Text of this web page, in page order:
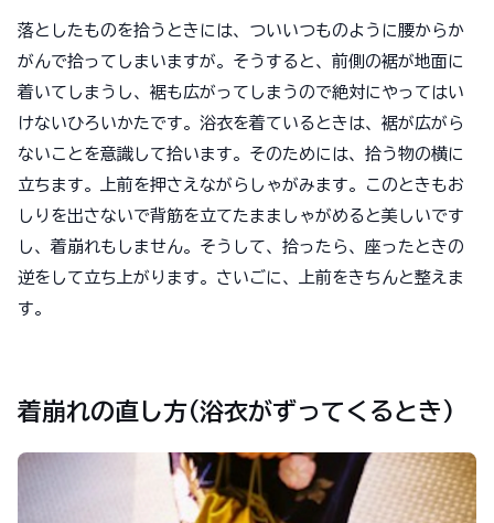
落としたものを拾うときには、ついいつものように腰からか
がんで拾ってしまいますが。そうすると、前側の裾が地面に
着いてしまうし、裾も広がってしまうので絶対にやってはい
けないひろいかたです。浴衣を着ているときは、裾が広がら
ないことを意識して拾います。そのためには、拾う物の横に
立ちます。上前を押さえながらしゃがみます。このときもお
しりを出さないで背筋を立てたまましゃがめると美しいです
し、着崩れもしません。そうして、拾ったら、座ったときの
逆をして立ち上がります。さいごに、上前をきちんと整えま
す。
着崩れの直し方(浴衣がずってくるとき)